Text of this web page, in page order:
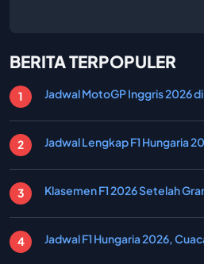
BERITA TERPOPULER
Jadwal MotoGP Inggris 2026
Jadwal Lengkap F1 Hungaria
Klasemen F1 2026 Setelah
Jadwal F1 Hungaria 2026,